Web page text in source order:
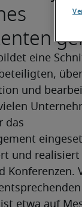
eine
und
das
und realisiert
Konferenzen.
etwa auf